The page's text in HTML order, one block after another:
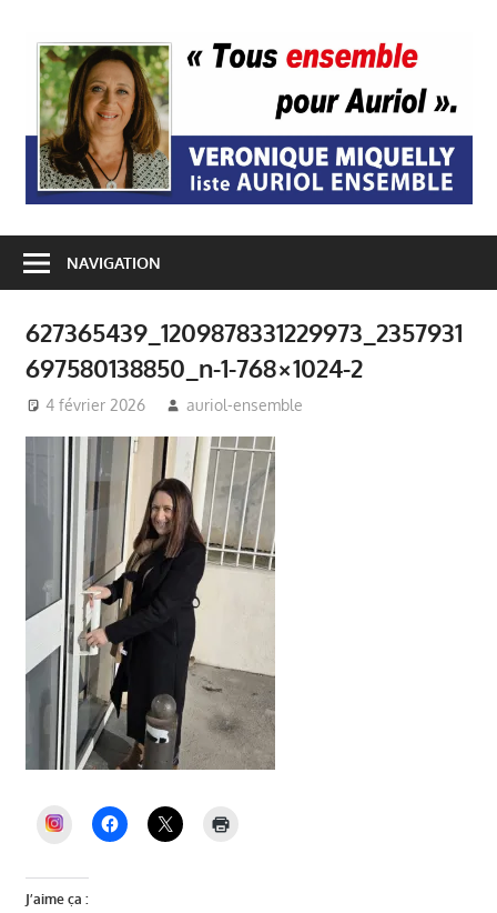
contenu
NAVIGATION
627365439_1209878331229973_2357931
697580138850_n-1-768×1024-2
4 février 2026 auriol-ensemble
INSTAGRAM
J’aime ça :